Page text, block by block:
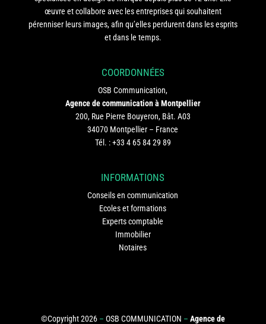
œuvre et collabore avec les entreprises qui souhaitent
pérenniser leurs images, afin qu’elles perdurent dans les esprits
et dans le temps.
COORDONNÉES
OSB Communication,
Agence de communication à Montpellier
200, Rue Pierre Bouyeron, Bât. A03
34070 Montpellier – France
Tél. :+33 4 65 84 29 89
INFORMATIONS
Conseils en communication
Ecoles et formations
Experts comptable
Immobilier
Notaires
©Copyright 2026 – OSB COMMUNICATION – Agence de